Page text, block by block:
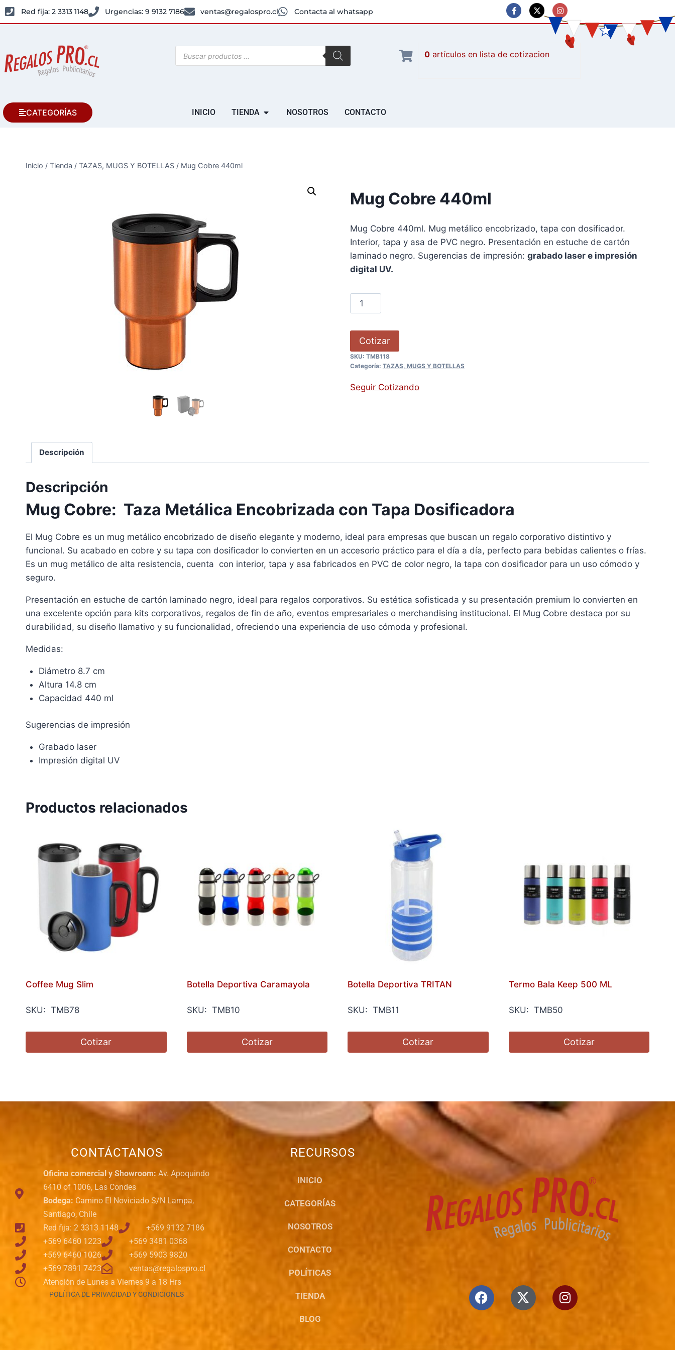
Red fija: 2 3313 1148 Urgencias: 9 9132 7186 ventas@regalospro.cl Contacta al whatsapp
0 artículos
CATEGORÍAS INICIO TIENDA NOSOTROS CONTACTO
Inicio / Tienda / TAZAS, MUGS Y BOTELLAS / Mug Cobre 440ml
Mug Cobre 440ml
Mug Cobre 440ml. Mug metálico encobrizado, tapa con dosificador.
Interior, tapa y asa de PVC negro. Presentación en estuche de cartón
laminado negro. Sugerencias de impresión: grabado laser e impresión
digital UV.
Cotizar
SKU: TMB118
Categoría: TAZAS, MUGS Y BOTELLAS
Seguir Cotizando
Descripción
Descripción
Mug Cobre: Taza Metálica Encobrizada con Tapa Dosificadora
El Mug Cobre es un mug metálico encobrizado de diseño elegante y moderno, ideal para empresas que buscan un regalo corporativo distintivo y
funcional. Su acabado en cobre y su tapa con dosificador lo convierten en un accesorio práctico para el día a día, perfecto para bebidas calientes o frías.
Es un mug metálico de alta resistencia, cuenta con interior, tapa y asa fabricados en PVC de color negro, la tapa con dosificador para un uso cómodo y
seguro.
Presentación en estuche de cartón laminado negro, ideal para regalos corporativos. Su estética sofisticada y su presentación premium lo convierten en
una excelente opción para kits corporativos, regalos de fin de año, eventos empresariales o merchandising institucional. El Mug Cobre destaca por su
durabilidad, su diseño llamativo y su funcionalidad, ofreciendo una experiencia de uso cómoda y profesional.
Medidas:
Diámetro 8.7 cm
Altura 14.8 cm
Capacidad 440 ml
Sugerencias de impresión
Grabado laser
Impresión digital UV
Productos relacionados
Coffee Mug Slim
SKU: TMB78
Cotizar
Botella Deportiva Caramayola
SKU: TMB10
Cotizar
Botella Deportiva TRITAN
SKU: TMB11
Cotizar
Termo Bala Keep 500 ML
SKU: TMB50
Cotizar
CONTÁCTANOS
Oficina comercial y Showroom: Av. Apoquindo
6410 of 1006, Las Condes
Bodega: Camino El Noviciado S/N Lampa,
Santiago, Chile
Red fija: 2 3313 1148
+569 9132 7186
+569 6460 1223
+569 3481 0368
+569 6460 1026
+569 5903 9820
+569 7891 7423
ventas@regalospro.cl
Atención de Lunes a Viernes 9 a 18 Hrs
POLÍTICA DE PRIVACIDAD Y CONDICIONES
RECURSOS
INICIO
CATEGORÍAS
NOSOTROS
CONTACTO
POLÍTICAS
TIENDA
BLOG